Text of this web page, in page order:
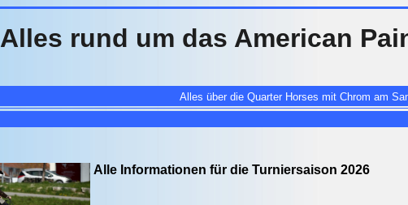
Alles rund um das American
Alles über die Quarter Horses mit Chrom am
Alle Informationen für die Turniersaison 2026